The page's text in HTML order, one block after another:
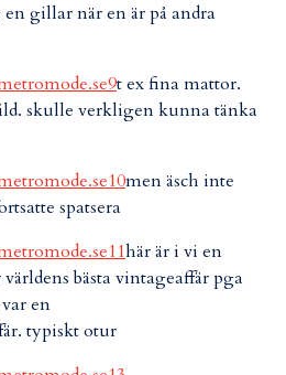
gillar när en är på andra
t ex fina mattor.
skulle verkligen kunna tänka
men äsch inte
spatsera
här är i vi en
bästa vintageaffär pga
en
typiskt otur